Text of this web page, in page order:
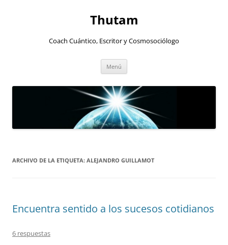
Thutam
Coach Cuántico, Escritor y Cosmosociólogo
Menú
ARCHIVO DE LA ETIQUETA: ALEJANDRO GUILLAMOT
Encuentra sentido a los sucesos cotidianos
6 respuestas